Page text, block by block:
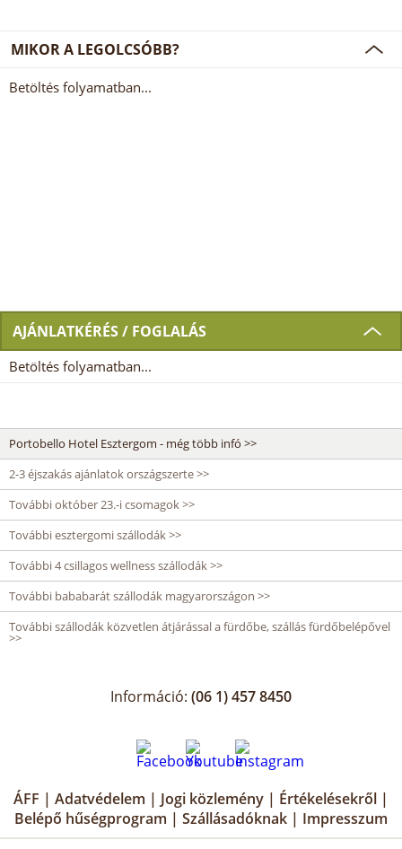
MIKOR A LEGOLCSÓBB?
Betöltés folyamatban...
AJÁNLATKÉRÉS / FOGLALÁS
Betöltés folyamatban...
Portobello Hotel Esztergom - még több infó >>
2-3 éjszakás ajánlatok országszerte >>
További október 23.-i csomagok >>
További esztergomi szállodák >>
További 4 csillagos wellness szállodák >>
További bababarát szállodák magyarországon >>
További szállodák közvetlen átjárással a fürdőbe, szállás fürdőbelépővel
>>
Információ: (06 1) 457 8450
ÁFF | Adatvédelem | Jogi közlemény | Értékelésekről |
Belépő hűségprogram | Szállásadóknak | Impresszum